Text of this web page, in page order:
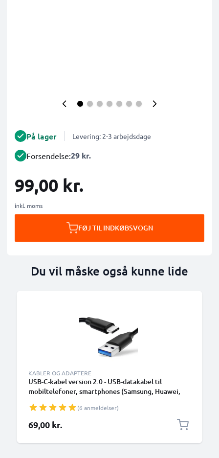
På lager Levering: 2-3 arbejdsdage
Forsendelse:29 kr.
99,00 kr.
inkl. moms
FØJ TIL INDKØBSVOGN
Du vil måske også kunne lide
KABLER OG ADAPTERE
USB-C-kabel version 2.0 - USB-datakabel til
mobiltelefoner, smartphones (Samsung, Huawei,
Sony, GoPro) og mange flere - 1,0m 3A-
opladerkabel med USB Type C-stik
(6 anmeldelser)
69,00 kr.